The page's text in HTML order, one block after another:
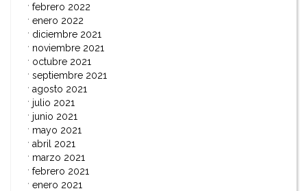
febrero 2022
enero 2022
diciembre 2021
noviembre 2021
octubre 2021
septiembre 2021
agosto 2021
julio 2021
junio 2021
mayo 2021
abril 2021
marzo 2021
febrero 2021
enero 2021